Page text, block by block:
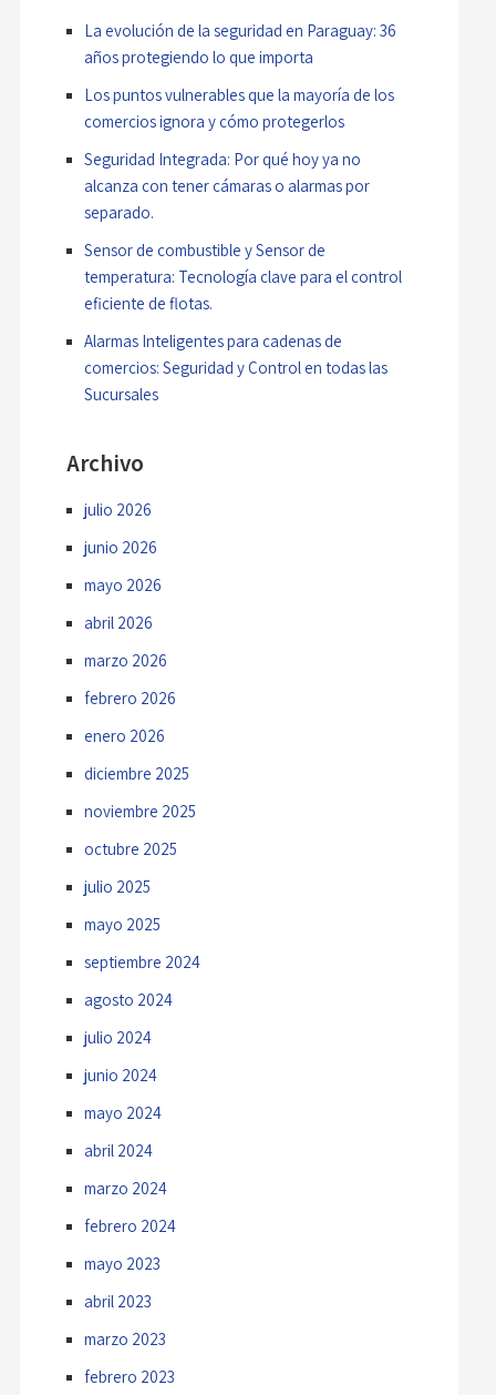
La evolución de la seguridad en Paraguay: 36
años protegiendo lo que importa
Los puntos vulnerables que la mayoría de los
comercios ignora y cómo protegerlos
Seguridad Integrada: Por qué hoy ya no
alcanza con tener cámaras o alarmas por
separado.
Sensor de combustible y Sensor de
temperatura: Tecnología clave para el control
eficiente de flotas.
Alarmas Inteligentes para cadenas de
comercios: Seguridad y Control en todas las
Sucursales
Archivo
julio 2026
junio 2026
mayo 2026
abril 2026
marzo 2026
febrero 2026
enero 2026
diciembre 2025
noviembre 2025
octubre 2025
julio 2025
mayo 2025
septiembre 2024
agosto 2024
julio 2024
junio 2024
mayo 2024
abril 2024
marzo 2024
febrero 2024
mayo 2023
abril 2023
marzo 2023
febrero 2023